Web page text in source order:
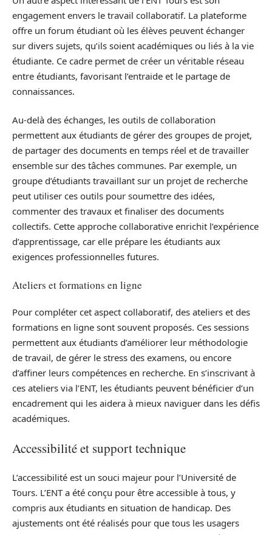
engagement envers le travail collaboratif. La plateforme
offre un forum étudiant où les élèves peuvent échanger
sur divers sujets, qu’ils soient académiques ou liés à la vie
étudiante. Ce cadre permet de créer un véritable réseau
entre étudiants, favorisant l’entraide et le partage de
connaissances.
Au-delà des échanges, les outils de collaboration
permettent aux étudiants de gérer des groupes de projet,
de partager des documents en temps réel et de travailler
ensemble sur des tâches communes. Par exemple, un
groupe d’étudiants travaillant sur un projet de recherche
peut utiliser ces outils pour soumettre des idées,
commenter des travaux et finaliser des documents
collectifs. Cette approche collaborative enrichit l’expérience
d’apprentissage, car elle prépare les étudiants aux
exigences professionnelles futures.
Ateliers et formations en ligne
Pour compléter cet aspect collaboratif, des ateliers et des
formations en ligne sont souvent proposés. Ces sessions
permettent aux étudiants d’améliorer leur méthodologie
de travail, de gérer le stress des examens, ou encore
d’affiner leurs compétences en recherche. En s’inscrivant à
ces ateliers via l’ENT, les étudiants peuvent bénéficier d’un
encadrement qui les aidera à mieux naviguer dans les défis
académiques.
Accessibilité et support technique
L’accessibilité est un souci majeur pour l’Université de
Tours. L’ENT a été conçu pour être accessible à tous, y
compris aux étudiants en situation de handicap. Des
ajustements ont été réalisés pour que tous les usagers